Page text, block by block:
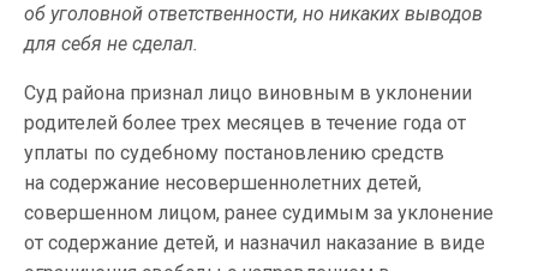
об уголовной ответственности, но никаких выводов
для себя не сделал.
Суд района признал лицо виновным в уклонении
родителей более трех месяцев в течение года от
уплаты по судебному постановлению средств
на содержание несовершеннолетних детей,
совершенном лицом, ранее судимым за уклонение
от содержание детей, и назначил наказание в виде